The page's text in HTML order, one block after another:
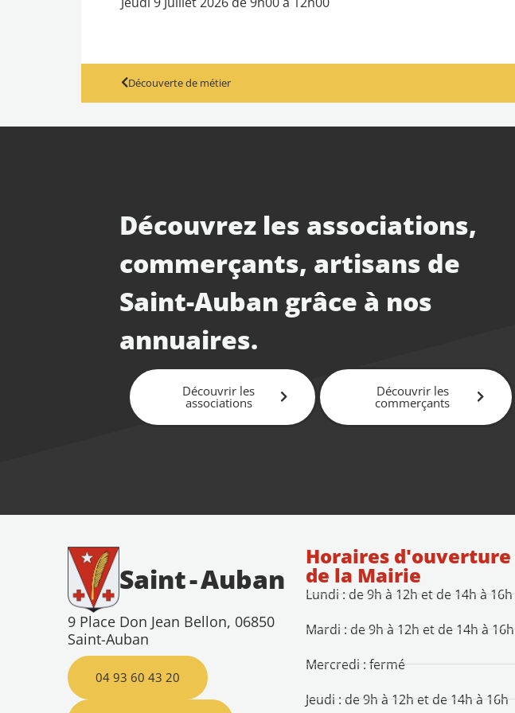
Découverte de métier
Découvrez les associations,
commerçants, artisans de
Saint-Auban grâce à nos
annuaires.
Découvrir les
associations
Découvrir les
commerçants
Saint-Auban
9 Place Don Jean Bellon, 06850
Saint-Auban
04 93 60 43 20
Horaires d'ouverture
de la Mairie
Lundi : de 9h à 12h et de 14h à 16h
Mardi : de 9h à 12h et de 14h à 16h
Mercredi : fermé
Jeudi : de 9h à 12h et de 14h à 16h